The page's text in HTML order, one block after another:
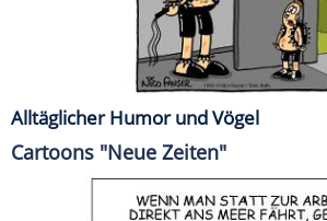
Alltäglicher Humor und Vögel
Cartoons "Neue Zeiten"